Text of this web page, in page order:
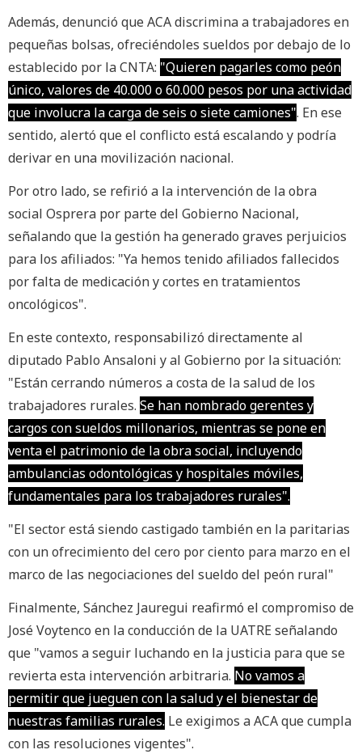
Además, denunció que ACA discrimina a trabajadores en
pequeñas bolsas, ofreciéndoles sueldos por debajo de lo
establecido por la CNTA: "Quieren pagarles como peón
único, valores de 40.000 o 60.000 pesos por una actividad
que involucra la carga de seis o siete camiones". En ese
sentido, alertó que el conflicto está escalando y podría
derivar en una movilización nacional.
Por otro lado, se refirió a la intervención de la obra
social Osprera por parte del Gobierno Nacional,
señalando que la gestión ha generado graves perjuicios
para los afiliados: "Ya hemos tenido afiliados fallecidos
por falta de medicación y cortes en tratamientos
oncológicos".
En este contexto, responsabilizó directamente al
diputado Pablo Ansaloni y al Gobierno por la situación:
"Están cerrando números a costa de la salud de los
trabajadores rurales. Se han nombrado gerentes y
cargos con sueldos millonarios, mientras se pone en
venta el patrimonio de la obra social, incluyendo
ambulancias odontológicas y hospitales móviles,
fundamentales para los trabajadores rurales".
"El sector está siendo castigado también en la paritarias
con un ofrecimiento del cero por ciento para marzo en el
marco de las negociaciones del sueldo del peón rural"
Finalmente, Sánchez Jauregui reafirmó el compromiso de
José Voytenco en la conducción de la UATRE señalando
que "vamos a seguir luchando en la justicia para que se
revierta esta intervención arbitraria. No vamos a
permitir que jueguen con la salud y el bienestar de
nuestras familias rurales. Le exigimos a ACA que cumpla
con las resoluciones vigentes".